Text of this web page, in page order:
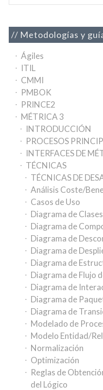
Metodologías y
Ágiles
ITIL
CMMI
PMBOK
PRINCE2
MÉTRICA 3
INTRODUCCIÓN
PROCESOS
INTERFACES DE
TÉCNICAS
TÉCNICAS DE
Análisis Coste/
Casos de Uso
Diagrama de Clases
Diagrama de
Diagrama de
Diagrama de
Diagrama de
Diagrama de Flujo
Diagrama de
Diagrama de
Diagrama de
Modelado de
Modelo Entidad/
Normalización
Optimización
Reglas de
del Lógico